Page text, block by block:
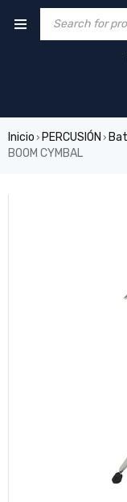
Inicio › PERCUSIÓN ›
BOOM CYMBAL